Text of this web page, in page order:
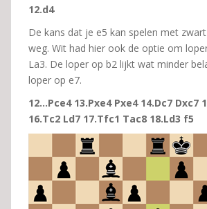
12.d4
De kans dat je e5 kan spelen met
weg. Wit had hier ook de optie om
La3. De loper op b2 lijkt wat minder
loper op e7.
12…Pce4 13.Pxe4 Pxe4 14.Dc7 Dxc7
16.Tc2 Ld7 17.Tfc1 Tac8 18.Ld3 f5